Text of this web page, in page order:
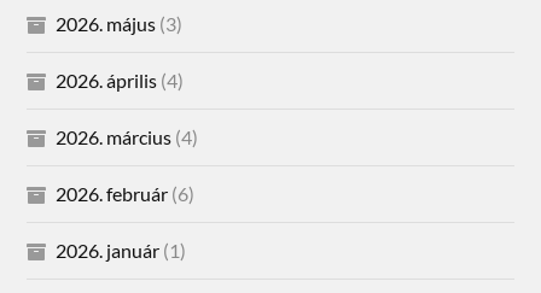
2026. május (3)
2026. április (4)
2026. március (4)
2026. február (6)
2026. január (1)